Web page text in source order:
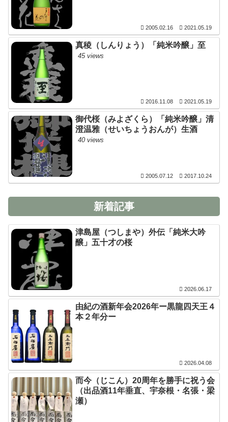
2005.02.16 2021.05.19
真稜（しんりょう）「純米吟醸」至
45 views
2016.11.08 2021.05.19
御代桜（みよざくら）「純米吟醸」清
澄温雅（せいちょうおんが）生酒
40 views
2005.07.12 2017.10.24
新着記事
津島屋（つしまや）外伝「純米大吟
醸」五十才の桜
2026.06.17
由紀の酒新年会2026年ー黒龍四天王４
本２年分ー
2026.04.08
而今（じこん）20周年を勝手に祝う会
（出品酒11年垂直、宇奈根・名張・梁
瀬）